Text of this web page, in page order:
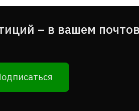
– в вашем